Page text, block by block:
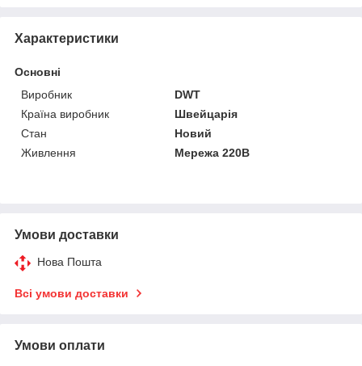
Характеристики
Основні
Виробник
DWT
Країна виробник
Швейцарія
Стан
Новий
Живлення
Мережа 220В
Умови доставки
Нова Пошта
Всі умови доставки
Умови оплати